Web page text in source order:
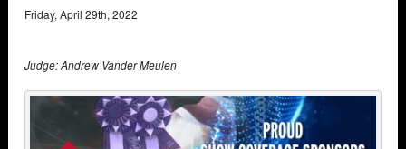
Friday, April 29th, 2022
Judge: Andrew Vander Meulen